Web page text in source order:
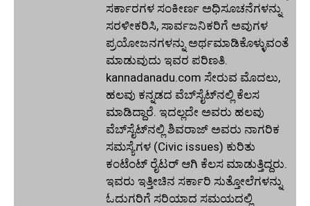
ಸರ್ಕಾರಗಳ ಸಂಕೀರ್ಣ ಅಧಿಸೂಚನೆಗಳನ್ನು
ಸರಳೀಕರಿಸಿ, ಸಾರ್ವಜನಿಕರಿಗೆ ಅವುಗಳ
ಪ್ರಯೋಜನಗಳನ್ನು ಅರ್ಥಮಾಡಿಕೊಳ್ಳುವಂತೆ
ಮಾಡುವುದು ಇವರ ಪರಿಣತಿ.
kannadanadu.com ಸೇರುವ ಮೊದಲು,
ಹಲವು ಕನ್ನಡದ ವೆಬ್‌ಸೈಟ್‌ನಲ್ಲಿ ಕೆಲಸ
ಮಾಡಿದ್ದಾರೆ. ಇದಲ್ಲದೇ ಅವರು ಹಲವು
ವೆಬ್‌ಸೈಟ್‌ನಲ್ಲಿ ಶಿವರಾಜ್ ಅವರು ನಾಗರಿಕ
ಸಮಸ್ಯೆಗಳ (Civic issues) ಕುರಿತು
ಕಂಟೆಂಟ್ ರೈಟರ್ ಆಗಿ ಕೆಲಸ ಮಾಡುತ್ತಿದ್ದರು.
ಇವರು ಇತ್ತೀಚಿನ ಸರ್ಕಾರಿ ಸುತ್ತೋಲೆಗಳನ್ನು
ಓದುಗರಿಗೆ ಸರಿಯಾದ ಸಮಯದಲ್ಲಿ